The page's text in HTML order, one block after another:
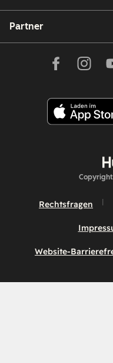
Partner
Rechtsfragen
Website-